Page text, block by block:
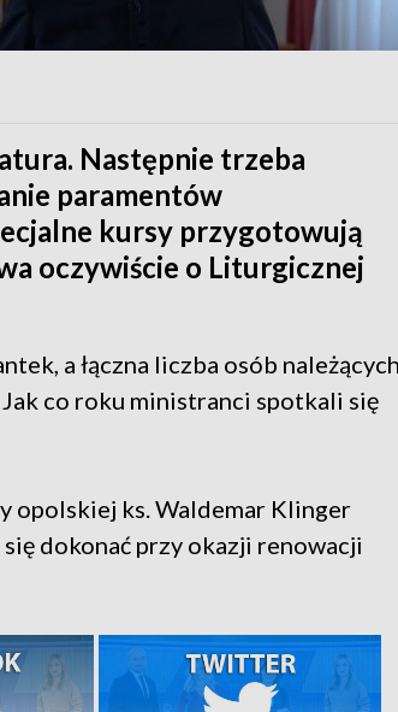
Następnie trzeba
paramentów
kursy przygotowują
oczywiście o Liturgicznej
a łączna liczba osób należących
co roku ministranci spotkali się
opolskiej ks. Waldemar Klinger
dokonać przy okazji renowacji